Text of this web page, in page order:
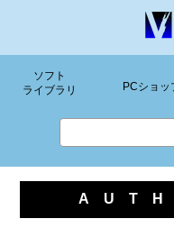
ソフト
ライブラリ
PCショッ